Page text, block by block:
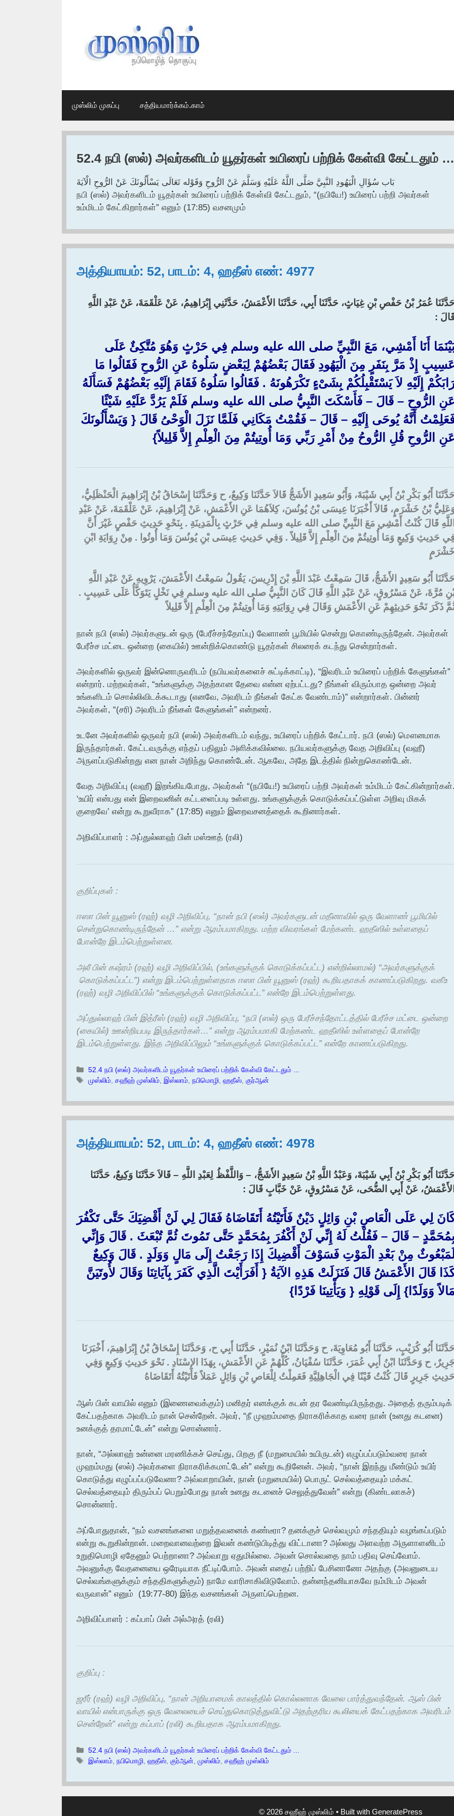
முஸ்லிம் முகப்பு சத்தியமார்க்கம்.காம்
52.4 நபி (ஸல்) அவர்களிடம் யூதர்கள் உயிரைப் பற்றிக் கேள்வி கேட்டதும் …
بَاب سُؤَالِ الْيَهُودِ النَّبِيَّ صَلَّى اللَّهُ عَلَيْهِ وَسَلَّمَ عَنْ الرُّوحِ وَقَوْله تَعَالَى يَسْأَلُونَكَ عَنْ الرُّوحِ الْآيَةَ
நபி (ஸல்) அவர்களிடம் யூதர்கள் உயிரைப் பற்றிக் கேள்வி கேட்டதும், “(நபியே!) உயிரைப் பற்றி அவர்கள்
உம்மிடம் கேட்கிறார்கள்” எனும் (17:85) வசனமும்
அத்தியாயம்: 52, பாடம்: 4, ஹதீஸ் எண்: 4977
عُمَرُ بْنُ حَفْصِ بْنِ غِيَاثٍ، حَدَّثَنَا أَبِي، حَدَّثَنَا الأَعْمَشُ، حَدَّثَنِي إِبْرَاهِيمُ، عَنْ عَلْقَمَةَ، عَنْ عَبْدِ اللَّهِ
:‏
أَنَا أَمْشِي، مَعَ النَّبِيِّ صلى الله عليه وسلم فِي حَرْثٍ وَهُوَ مُتَّكِئٌ عَلَى
إِذْ مَرَّ بِنَفَرٍ مِنَ الْيَهُودِ فَقَالَ بَعْضُهُمْ لِبَعْضٍ سَلُوهُ عَنِ الرُّوحِ فَقَالُوا مَا
إِلَيْهِ لاَ يَسْتَقْبِلُكُمْ بِشَىْءٍ تَكْرَهُونَهُ ‏.‏ فَقَالُوا سَلُوهُ فَقَامَ إِلَيْهِ بَعْضُهُمْ فَسَأَلَهُ
الرُّوحِ – قَالَ – فَأَسْكَتَ النَّبِيُّ صلى الله عليه وسلم فَلَمْ يَرُدَّ عَلَيْهِ شَيْئًا
أَنَّهُ يُوحَى إِلَيْهِ – قَالَ – فَقُمْتُ مَكَانِي فَلَمَّا نَزَلَ الْوَحْىُ قَالَ ‏{‏ وَيَسْأَلُونَكَ
الرُّوحِ قُلِ الرُّوحُ مِنْ أَمْرِ رَبِّي وَمَا أُوتِيتُمْ مِنَ الْعِلْمِ إِلاَّ قَلِيلاً‏}‏
أَبُو بَكْرِ بْنُ أَبِي شَيْبَةَ، وَأَبُو سَعِيدٍ الأَشَجُّ قَالاَ حَدَّثَنَا وَكِيعٌ، ح وَحَدَّثَنَا إِسْحَاقُ بْنُ إِبْرَاهِيمَ الْحَنْظَلِيُّ،
بْنُ خَشْرَمٍ، قَالاَ أَخْبَرَنَا عِيسَى بْنُ يُونُسَ، كِلاَهُمَا عَنِ الأَعْمَشِ، عَنْ إِبْرَاهِيمَ، عَنْ عَلْقَمَةَ، عَنْ عَبْدِ
قَالَ كُنْتُ أَمْشِي مَعَ النَّبِيِّ صلى الله عليه وسلم فِي حَرْثٍ بِالْمَدِينَةِ ‏.‏ بِنَحْوِ حَدِيثِ حَفْصٍ غَيْرَ أَنَّ
حَدِيثِ وَكِيعٍ وَمَا أُوتِيتُمْ مِنَ الْعِلْمِ إِلاَّ قَلِيلاً ‏.‏ وَفِي حَدِيثِ عِيسَى بْنِ يُونُسَ وَمَا أُوتُوا ‏.‏ مِنْ رِوَايَةِ ابْنِ
أَبُو سَعِيدٍ الأَشَجُّ، قَالَ سَمِعْتُ عَبْدَ اللَّهِ بْنَ إِدْرِيسَ، يَقُولُ سَمِعْتُ الأَعْمَشَ، يَرْوِيهِ عَنْ عَبْدِ اللَّهِ
مُرَّةَ، عَنْ مَسْرُوقٍ، عَنْ عَبْدِ اللَّهِ قَالَ كَانَ النَّبِيُّ صلى الله عليه وسلم فِي نَخْلٍ يَتَوَكَّأُ عَلَى عَسِيبٍ ‏.‏
ذَكَرَ نَحْوَ حَدِيثِهِمْ عَنِ الأَعْمَشِ وَقَالَ فِي رِوَايَتِهِ وَمَا أُوتِيتُمْ مِنَ الْعِلْمِ إِلاَّ قَلِيلاً
நான் நபி (ஸல்) அவர்களுடன் ஒரு (பேரீச்சந்தோப்பு) வேளாண் பூமியில் சென்று கொண்டிருந்தேன். அவர்கள்
பேரீச்ச மட்டை ஒன்றை (கையில்) ஊன்றிக்கொண்டு யூதர்கள் சிலரைக் கடந்து சென்றார்கள்.
அவர்களில் ஒருவர் இன்னொருவரிடம் (நபியவர்களைச் சுட்டிக்காட்டி), “இவரிடம் உயிரைப் பற்றிக் கேளுங்கள்”
என்றார். மற்றவர்கள், “உங்களுக்கு அதற்கான தேவை என்ன ஏற்பட்டது? நீங்கள் விரும்பாத ஒன்றை அவர்
உங்களிடம் சொல்லிவிடக்கூடாது (எனவே, அவரிடம் நீங்கள் கேட்க வேண்டாம்)” என்றார்கள். பின்னர்
அவர்கள், “(சரி) அவரிடம் நீங்கள் கேளுங்கள்” என்றனர்.
உடனே அவர்களில் ஒருவர் நபி (ஸல்) அவர்களிடம் வந்து, உயிரைப் பற்றிக் கேட்டார். நபி (ஸல்) மௌனமாக
இருந்தார்கள். கேட்டவருக்கு எந்தப் பதிலும் அளிக்கவில்லை. நபியவர்களுக்கு வேத அறிவிப்பு (வஹீ)
அருளப்படுகின்றது என நான் அறிந்து கொண்டேன். ஆகவே, அதே இடத்தில் நின்றுகொண்டேன்.
வேத அறிவிப்பு (வஹீ) இறங்கியபோது, அவர்கள் “(நபியே!) உயிரைப் பற்றி அவர்கள் உம்மிடம்
‘உயிர் என்பது என் இறைவனின் கட்டளைப்படி உள்ளது. உங்களுக்குக் கொடுக்கப்பட்டுள்ள அறிவு மிகக்
குறைவே’ என்று கூறுவீராக” (17:85) எனும் இறைவசனத்தைக் கூறினார்கள்.
அறிவிப்பாளர் : அப்துல்லாஹ் பின் மஸ்ஊத் (ரலி)
குறிப்புகள் :
ஈஸா பின் யூனுஸ் (ரஹ்) வழி அறிவிப்பு, “நான் நபி (ஸல்) அவர்களுடன் மதீனாவில் ஒரு வேளாண் பூமியில்
சென்றுகொண்டிருந்தேன் …” என்று ஆரம்பமாகிறது. மற்ற விவரங்கள் மேற்கண்ட ஹதீஸில் உள்ளதைப்
போன்றே இடம்பெற்றுள்ளன.
அலீ பின் கஷ்ரம் (ரஹ்) வழி அறிவிப்பில், (உங்களுக்குக் கொடுக்கப்பட்ட) என்றில்லாமல்) “அவர்களுக்குக்
கொடுக்கப்பட்ட”) என்று இடம்பெற்றுள்ளதாக ஈஸா பின் யூனுஸ் (ரஹ்) கூறியதாகக் காணப்படுகிறது. வகீஉ
(ரஹ்) வழி அறிவிப்பில் “உங்களுக்குக் கொடுக்கப்பட்ட” என்றே இடம்பெற்றுள்ளது.
அப்துல்லாஹ் பின் இத்ரீஸ் (ரஹ்) வழி அறிவிப்பு, “நபி (ஸல்) ஒரு பேரீச்சந்தோட்டத்தில் பேரீச்ச மட்டை ஒன்றை
(கையில்) ஊன்றியபடி இருந்தார்கள்…” என்று ஆரம்பமாகி மேற்கண்ட ஹதீஸில் உள்ளதைப் போன்றே
இடம்பெற்றுள்ளது. இந்த அறிவிப்பிலும் “உங்களுக்குக் கொடுக்கப்பட்ட” என்றே காணப்படுகிறது.
Categories
52.4 நபி (ஸல்) அவர்களிடம் யூதர்கள் உயிரைப் பற்றிக் கேள்வி கேட்டதும் ...
Tags
முஸ்லிம் ,சஹீஹ் முஸ்லிம் ,இஸ்லாம் ,நபிமொழி ,ஹதீஸ் ,குர்ஆன்
அத்தியாயம்: 52, பாடம்: 4, ஹதீஸ் எண்: 4978
أَبُو بَكْرِ بْنُ أَبِي شَيْبَةَ، وَعَبْدُ اللَّهِ بْنُ سَعِيدٍ الأَشَجُّ، – وَاللَّفْظُ لِعَبْدِ اللَّهِ – قَالاَ حَدَّثَنَا وَكِيعٌ، حَدَّثَنَا
عَنْ أَبِي الضُّحَى، عَنْ مَسْرُوقٍ، عَنْ خَبَّابٍ قَالَ :‏
لِي عَلَى الْعَاصِ بْنِ وَائِلٍ دَيْنٌ فَأَتَيْتُهُ أَتَقَاضَاهُ فَقَالَ لِي لَنْ أَقْضِيَكَ حَتَّى تَكْفُرَ
– قَالَ – فَقُلْتُ لَهُ إِنِّي لَنْ أَكْفُرَ بِمُحَمَّدٍ حَتَّى تَمُوتَ ثُمَّ تُبْعَثَ ‏.‏ قَالَ وَإِنِّي
مِنْ بَعْدِ الْمَوْتِ فَسَوْفَ أَقْضِيكَ إِذَا رَجَعْتُ إِلَى مَالٍ وَوَلَدٍ ‏.‏ قَالَ وَكِيعٌ
قَالَ الأَعْمَشُ قَالَ فَنَزَلَتْ هَذِهِ الآيَةُ ‏{‏ أَفَرَأَيْتَ الَّذِي كَفَرَ بِآيَاتِنَا وَقَالَ لأُوتَيَنَّ
وَوَلَدًا‏}‏ إِلَى قَوْلِهِ ‏{‏ وَيَأْتِينَا فَرْدًا‏}‏
أَبُو كُرَيْبٍ، حَدَّثَنَا أَبُو مُعَاوِيَةَ، ح وَحَدَّثَنَا ابْنُ نُمَيْرٍ، حَدَّثَنَا أَبِي ح، وَحَدَّثَنَا إِسْحَاقُ بْنُ إِبْرَاهِيمَ، أَخْبَرَنَا
ح وَحَدَّثَنَا ابْنُ أَبِي عُمَرَ، حَدَّثَنَا سُفْيَانُ، كُلُّهُمْ عَنِ الأَعْمَشِ، بِهَذَا الإِسْنَادِ ‏.‏ نَحْوَ حَدِيثِ وَكِيعٍ وَفِي
جَرِيرٍ قَالَ كُنْتُ قَيْنًا فِي الْجَاهِلِيَّةِ فَعَمِلْتُ لِلْعَاصِ بْنِ وَائِلٍ عَمَلاً فَأَتَيْتُهُ أَتَقَاضَاهُ
ஆஸ் பின் வாயில் எனும் (இணைவைக்கும்) மனிதர் எனக்குக் கடன் தர வேண்டியிருந்தது. அதைத் தரும்படிக்
கேட்பதற்காக அவரிடம் நான் சென்றேன். அவர், “நீ முஹம்மதை நிராகரிக்காத வரை நான் (உனது கடனை)
உனக்குத் தரமாட்டேன்” என்று சொன்னார்.
நான், “அல்லாஹ் உன்னை மரணிக்கச் செய்து, பிறகு நீ (மறுமையில் உயிருடன்) எழுப்பப்படும்வரை நான்
முஹம்மது (ஸல்) அவர்களை நிராகரிக்கமாட்டேன்” என்று கூறினேன். அவர், “நான் இறந்து மீண்டும் உயிர்
கொடுத்து எழுப்பப்படுவேனா? அவ்வாறாயின், நான் (மறுமையில்) பொருட் செல்வத்தையும் மக்கட்
செல்வத்தையும் திரும்பப் பெறும்போது நான் உனது கடனைச் செலுத்துவேன்” என்று (கிண்டலாகச்)
சொன்னார்.
அப்போதுதான், “நம் வசனங்களை மறுத்தவனைக் கண்டீரா? தனக்குச் செல்வமும் சந்ததியும் வழங்கப்படும்
என்று கூறுகின்றான். மறைவானவற்றை இவன் கண்டுபிடித்து விட்டானா? அல்லது அளவற்ற அருளாளனிடம்
உறுதிமொழி ஏதேனும் பெற்றானா? அவ்வாறு ஏதுமில்லை. அவன் சொல்வதை நாம் பதிவு செய்வோம்.
அவனுக்கு வேதனையை ஒரேடியாக நீட்டிப்போம். அவன் எதைப் பற்றிப் பேசினானோ அதற்கு (அவனுடைய
செல்வங்களுக்கும் சந்ததிகளுக்கும்) நாமே வாரிசாகிவிடுவோம். தன்னந்தனியாகவே நம்மிடம் அவன்
வருவான்” எனும் (19:77-80) இந்த வசனங்கள் அருளப்பெற்றன.
அறிவிப்பாளர் : கப்பாப் பின் அல்அரத் (ரலி)
குறிப்பு :
ஜரீர் (ரஹ்) வழி அறிவிப்பு, “நான் அறியாமைக் காலத்தில் கொல்லனாக வேலை பார்த்துவந்தேன். ஆஸ் பின்
வாயில் என்பாருக்கு ஒரு வேலையைச் செய்துகொடுத்துவிட்டு அதற்குரிய கூலியைக் கேட்பதற்காக அவரிடம்
சென்றேன்” என்று கப்பாப் (ரலி) கூறியதாக ஆரம்பமாகிறது.
Categories
52.4 நபி (ஸல்) அவர்களிடம் யூதர்கள் உயிரைப் பற்றிக் கேள்வி கேட்டதும் ...
Tags
இஸ்லாம் ,நபிமொழி ,ஹதீஸ் ,குர்ஆன் ,முஸ்லிம் ,சஹீஹ் முஸ்லிம்
© 2026 சஹீஹ் முஸ்லிம் • Built with GeneratePress